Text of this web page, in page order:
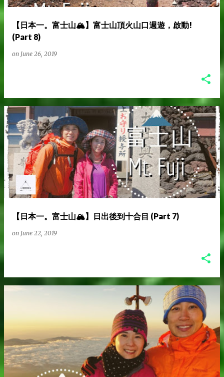
【日本一。富士山🏔️】富士山頂火山口週遊，啟動!
(Part 8)
on June 26, 2019
【日本一。富士山🏔️】日出後到十合目 (Part 7)
on June 22, 2019